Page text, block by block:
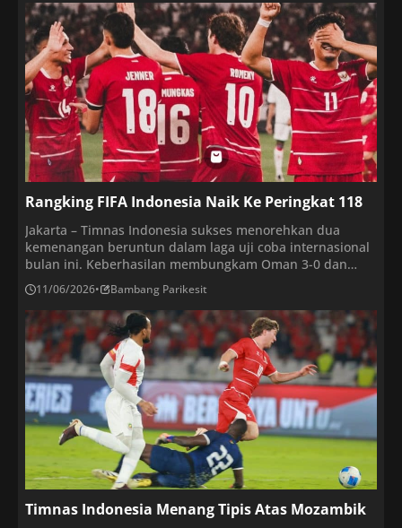
selanjutnya bersua Kamboja pada perebutan tempat
ketiga, Sabtu (13/6/2026). Sedangkan Australia […]
Rangking FIFA Indonesia Naik Ke Peringkat 118
Jakarta – Timnas Indonesia sukses menorehkan dua
kemenangan beruntun dalam laga uji coba internasional
bulan ini. Keberhasilan membungkam Oman 3-0 dan
Mozambik 1-0 tersebut langsung mendongkrak posisi
skuat Garuda naik empat strip ke peringkat 118 dalam
ranking FIFA terbaru. Merujuk pada live ranking di laman
resmi FIFA yang dirilis Rabu (10/6/2026), timnas Indonesia
kini mantap […]
11/06/2026• Bambang Parikesit
Timnas Indonesia Menang Tipis Atas Mozambik